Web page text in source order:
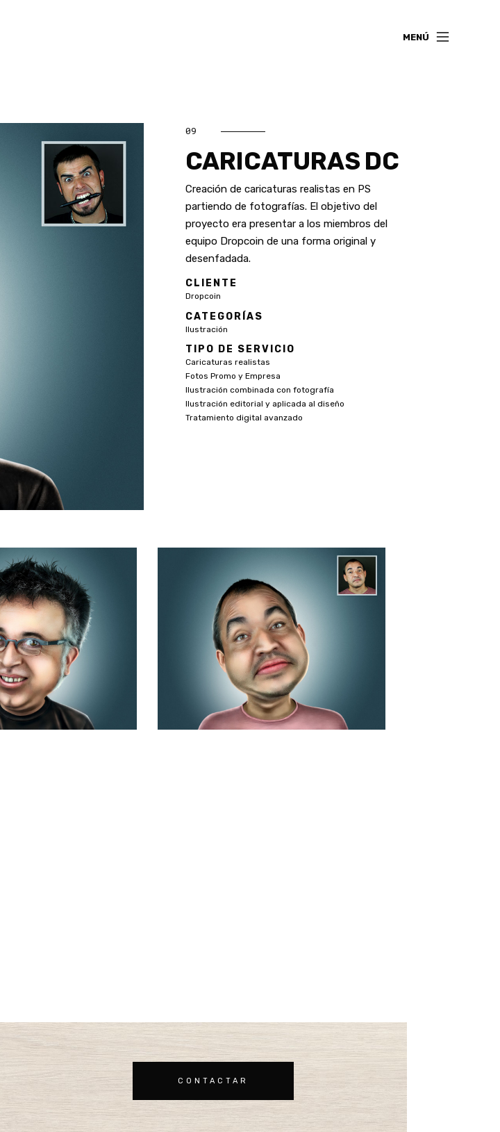
MENÚ
09
CARICATURAS DC
Creación de caricaturas realistas en PS
partiendo de fotografías. El objetivo del
proyecto era presentar a los miembros del
equipo Dropcoin de una forma original y
desenfadada.
CLIENTE
Dropcoin
CATEGORÍAS
Ilustración
TIPO DE SERVICIO
Caricaturas realistas
Fotos Promo y Empresa
Ilustración combinada con fotografía
Ilustración editorial y aplicada al diseño
Tratamiento digital avanzado
CONTACTAR